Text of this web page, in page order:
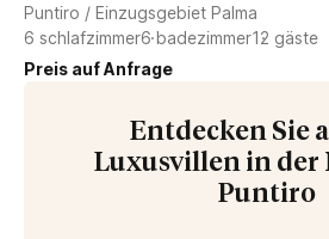
Puntiro / Einzugsgebiet Palma
6 schlafzimmer6badezimmer12 gäste
Preis auf Anfrage
Entdecken Sie
Luxusvillen in der
Puntiro